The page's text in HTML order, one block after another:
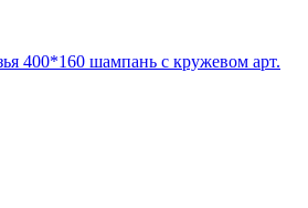
400*160 шампань с кружевом арт.